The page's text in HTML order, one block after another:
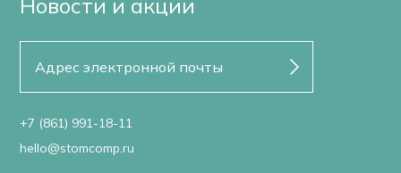
Новости и акции
+7 (861) 991-18-11
hello@stomcomp.ru